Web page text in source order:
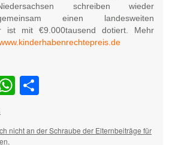
schreiben wieder
einen landesweiten
ist mit €9.000tausend dotiert. Mehr
WhatsApp
nicht an der Schraube der Elternbeiträge für